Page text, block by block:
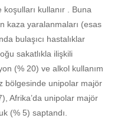
kullanır . Buna
kaza yaralanmaları (esas
bulaşıcı hastalıklar
sakatlıkla ilişkili
(% 20) ve alkol kullanım
bölgesinde unipolar majör
Afrika’da unipolar majör
(% 5) saptandı.